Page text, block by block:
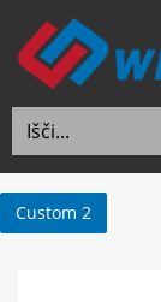
Custom 2